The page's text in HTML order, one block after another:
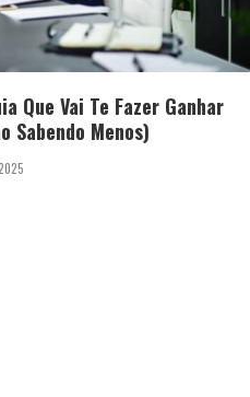
Que Vai Te Fazer Ganhar
Sabendo Menos)